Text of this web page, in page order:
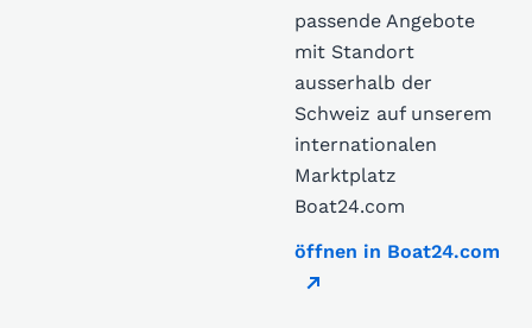
passende Angebote
mit Standort
ausserhalb der
Schweiz auf unserem
internationalen
Marktplatz
Boat24.com
öffnen in Boat24.com